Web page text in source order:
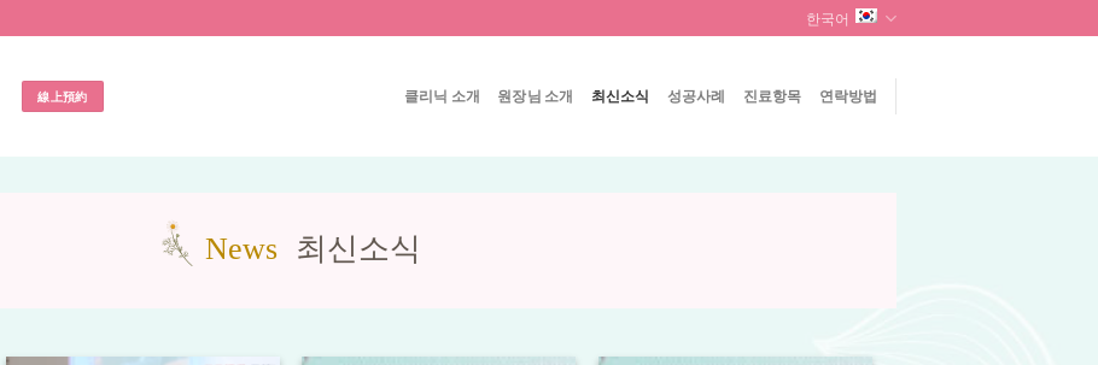
한국어
線上預約 클리닉 소개 원장님 소개 최신소식 성공사례 진료항목 연락방법
News 최신소식